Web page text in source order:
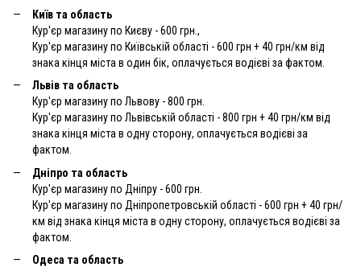
Київ та область
Кур'єр магазину по Києву - 600 грн.,
Кур'єр магазину по Київській області - 600 грн + 40 грн/км від
знака кінця міста в один бік, оплачується водієві за фактом.
Львів та область
Кур'єр магазину по Львову - 800 грн.
Кур'єр магазину по Львівській області - 800 грн + 40 грн/км від
знака кінця міста в одну сторону, оплачується водієві за
фактом.
Дніпро та область
Кур'єр магазину по Дніпру - 600 грн.
Кур'єр магазину по Дніпропетровській області - 600 грн + 40 грн/
км від знака кінця міста в одну сторону, оплачується водієві за
фактом.
Одеса та область